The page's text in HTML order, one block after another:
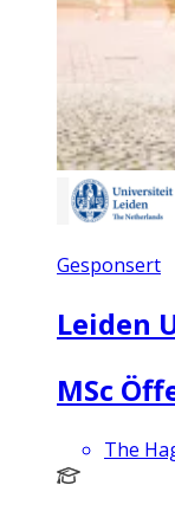
Gesponsert
Leiden
MSc
The